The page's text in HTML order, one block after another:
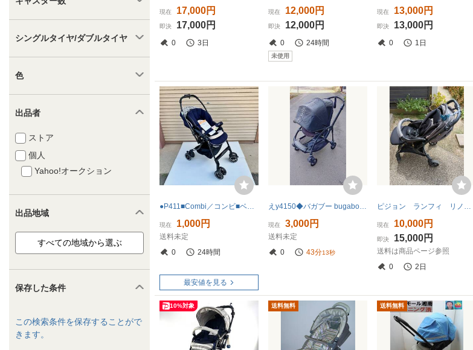
シングルタイヤ/ダブルタイヤ
色
出品者
ストア
個人
Yahoo!オークション
出品地域
保存した条件
この検索条件を保存することがで
きます。
現在 17,000円
即決 17,000円
0 3日
現在 12,000円
即決 12,000円
0 24時間
未使用
現在 13,000円
即決 13,000円
0 1日
●P411■Combi／コンビ■ベビーカー■メチャカルハンディ オート４キャス■ネイビー■取説有■中古
現在 1,000円
送料未定
0
24時間
最安値を見る
えy4150◆バガブー bugaboo ベビーカー DIESEL コラボ ディーゼル baby car 中古
現在 3,000円
送料未定
0
43分11秒
ピジョン ランフィ リノン RB３L A形ベビーカー 奈良県
現在 10,000円
即決 15,000円
送料は商品ページ参照
0
2日
10%対象 送料無料 送料無料